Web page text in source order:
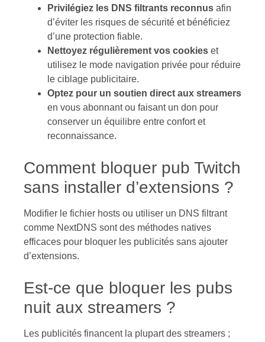
Privilégiez les DNS filtrants reconnus afin
d’éviter les risques de sécurité et bénéficiez
d’une protection fiable.
Nettoyez régulièrement vos cookies et
utilisez le mode navigation privée pour réduire
le ciblage publicitaire.
Optez pour un soutien direct aux streamers
en vous abonnant ou faisant un don pour
conserver un équilibre entre confort et
reconnaissance.
Comment bloquer pub Twitch
sans installer d’extensions ?
Modifier le fichier hosts ou utiliser un DNS filtrant
comme NextDNS sont des méthodes natives
efficaces pour bloquer les publicités sans ajouter
d’extensions.
Est-ce que bloquer les pubs
nuit aux streamers ?
Les publicités financent la plupart des streamers ;